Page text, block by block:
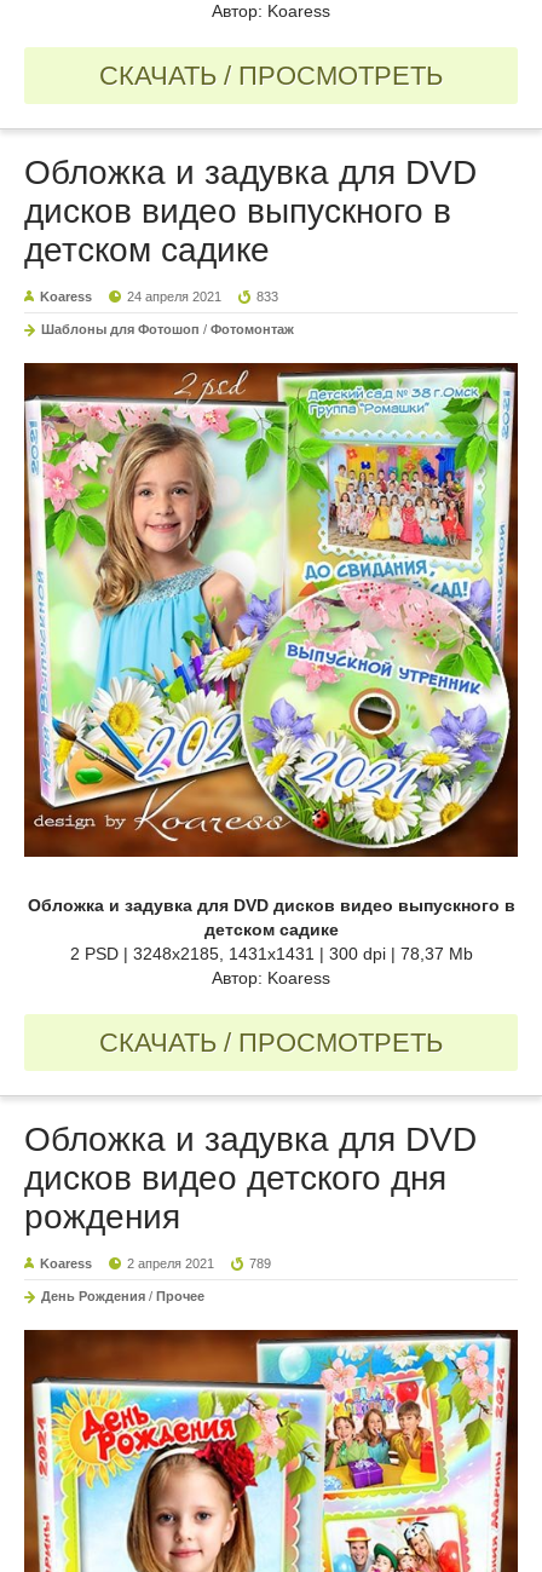
Автор: Koaress
СКАЧАТЬ / ПРОСМОТРЕТЬ
Обложка и задувка для DVD
дисков видео выпускного в
детском садике
Koaress 24 апреля 2021 833
Шаблоны для Фотошоп / Фотомонтаж
Обложка и задувка для DVD дисков видео выпускного в
детском садике
2 PSD | 3248x2185, 1431x1431 | 300 dpi | 78,37 Mb
Автор: Koaress
СКАЧАТЬ / ПРОСМОТРЕТЬ
Обложка и задувка для DVD
дисков видео детского дня
рождения
Koaress 2 апреля 2021 789
День Рождения / Прочее